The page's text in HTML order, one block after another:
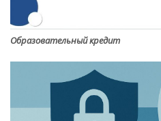
Образовательный кредит